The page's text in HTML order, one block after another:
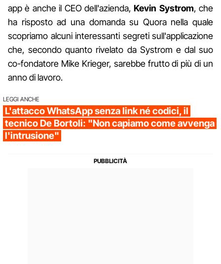
app è anche il CEO dell'azienda,Kevin Systrom, che
ha risposto ad una domanda su Quora nella quale
scopriamo alcuni interessanti segreti sull'applicazione
che, secondo quanto rivelato da Systrom e dal suo
co-fondatore Mike Krieger, sarebbe frutto di più di un
anno di lavoro.
LEGGI ANCHE
L'attacco WhatsApp senza link né codici, il
tecnico De Bortoli: "Non capiamo come avvenga
l'intrusione"